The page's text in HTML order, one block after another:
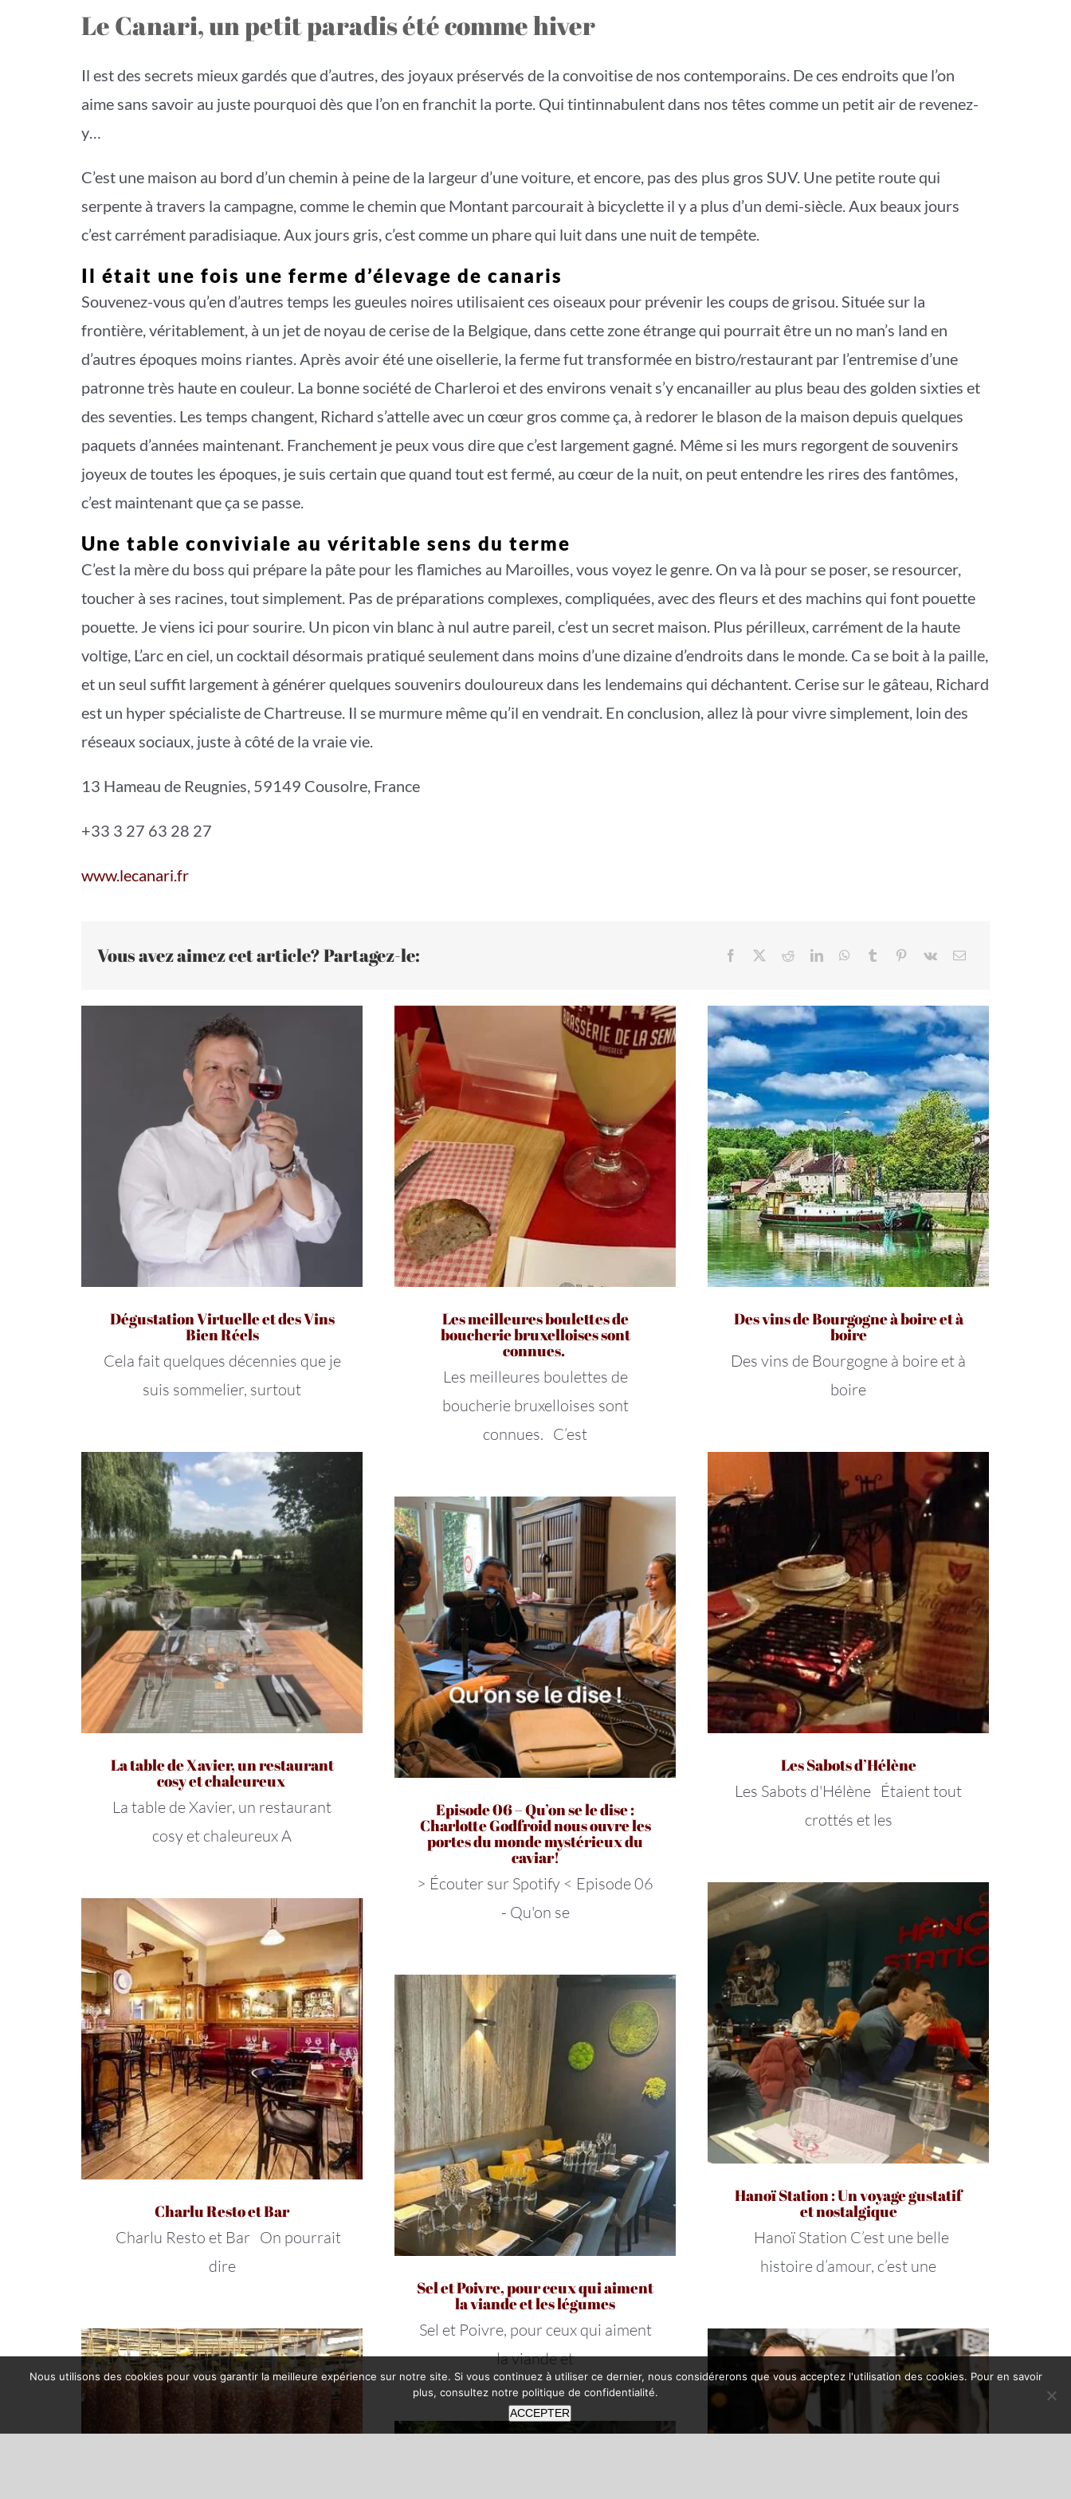
Le Canari, un petit paradis été comme hiver
Il est des secrets mieux gardés que d’autres, des joyaux préservés de la convoitise de nos contemporains. De ces endroits que l’on
aime sans savoir au juste pourquoi dès que l’on en franchit la porte. Qui tintinnabulent dans nos têtes comme un petit air de revenez-
y…
C’est une maison au bord d’un chemin à peine de la largeur d’une voiture, et encore, pas des plus gros SUV. Une petite route qui
serpente à travers la campagne, comme le chemin que Montant parcourait à bicyclette il y a plus d’un demi-siècle. Aux beaux jours
c’est carrément paradisiaque. Aux jours gris, c’est comme un phare qui luit dans une nuit de tempête.
Il était une fois une ferme d’élevage de canaris
Souvenez-vous qu’en d’autres temps les gueules noires utilisaient ces oiseaux pour prévenir les coups de grisou. Située sur la
frontière, véritablement, à un jet de noyau de cerise de la Belgique, dans cette zone étrange qui pourrait être un no man’s land en
d’autres époques moins riantes. Après avoir été une oisellerie, la ferme fut transformée en bistro/restaurant par l’entremise d’une
patronne très haute en couleur. La bonne société de Charleroi et des environs venait s’y encanailler au plus beau des golden sixties et
des seventies. Les temps changent, Richard s’attelle avec un cœur gros comme ça, à redorer le blason de la maison depuis quelques
paquets d’années maintenant. Franchement je peux vous dire que c’est largement gagné. Même si les murs regorgent de souvenirs
joyeux de toutes les époques, je suis certain que quand tout est fermé, au cœur de la nuit, on peut entendre les rires des fantômes,
c’est maintenant que ça se passe.
Une table conviviale au véritable sens du terme
C’est la mère du boss qui prépare la pâte pour les flamiches au Maroilles, vous voyez le genre. On va là pour se poser, se resourcer,
toucher à ses racines, tout simplement. Pas de préparations complexes, compliquées, avec des fleurs et des machins qui font pouette
pouette. Je viens ici pour sourire. Un picon vin blanc à nul autre pareil, c’est un secret maison. Plus périlleux, carrément de la haute
voltige, L’arc en ciel, un cocktail désormais pratiqué seulement dans moins d’une dizaine d’endroits dans le monde. Ca se boit à la paille,
et un seul suffit largement à générer quelques souvenirs douloureux dans les lendemains qui déchantent. Cerise sur le gâteau, Richard
est un hyper spécialiste de Chartreuse. Il se murmure même qu’il en vendrait. En conclusion, allez là pour vivre simplement, loin des
réseaux sociaux, juste à côté de la vraie vie.
13 Hameau de Reugnies, 59149 Cousolre, France
+33 3 27 63 28 27
www.lecanari.fr
Vous avez aimez cet article? Partagez-le:
Dégustation Virtuelle et des Vins
Bien Réels
Cela fait quelques décennies que je
suis sommelier, surtout
Les meilleures boulettes de
boucherie bruxelloises sont
connues.
Les meilleures boulettes de
boucherie bruxelloises sont
connues. C’est
Des vins de Bourgogne à boire et à
boire
Des vins de Bourgogne à boire et à
boire
La table de Xavier, un restaurant
cosy et chaleureux
La table de Xavier, un restaurant
cosy et chaleureux A
Les Sabots d’Hélène
Les Sabots d'Hélène Étaient tout
crottés et les
Episode 06 – Qu’on se le dise :
Charlotte Godfroid nous ouvre les
portes du monde mystérieux du
caviar!
> Écouter sur Spotify < Episode 06
- Qu'on se
Hanoï Station : Un voyage gustatif
et nostalgique
Hanoï Station C’est une belle
histoire d’amour, c’est une
Charlu Resto et Bar
Charlu Resto et Bar On pourrait
dire
Sel et Poivre, pour ceux qui aiment
la viande et les légumes
Sel et Poivre, pour ceux qui aiment
la viande et
Nous utilisons des cookies pour vous garantir la meilleure expérience sur notre site. Si vous continuez à utiliser ce dernier, nous considérerons que vous acceptez l'utilisation des cookies. Pour en savoir
plus, consultez notre politique de confidentialité.
ACCEPTER